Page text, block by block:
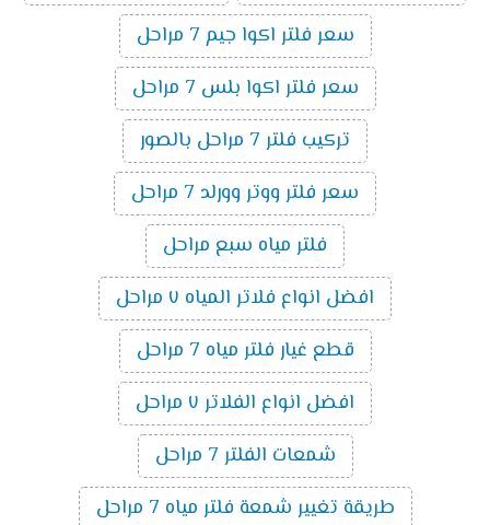
سعر فلتر اكوا جيم 7 مراحل
سعر فلتر اكوا بلس 7 مراحل
تركيب فلتر 7 مراحل بالصور
سعر فلتر ووتر وورلد 7 مراحل
فلتر مياه سبع مراحل
افضل انواع فلاتر المياه ٧ مراحل
قطع غيار فلتر مياه 7 مراحل
افضل انواع الفلاتر ٧ مراحل
شمعات الفلتر 7 مراحل
طريقة تغيير شمعة فلتر مياه 7 مراحل